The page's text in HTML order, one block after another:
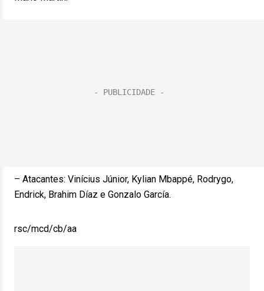
– Atacantes: Vinícius Júnior, Kylian Mbappé, Rodrygo,
Endrick, Brahim Díaz e Gonzalo García.
rsc/mcd/cb/aa